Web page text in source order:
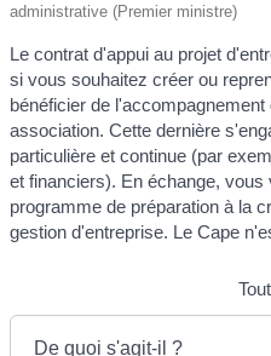
administrative (Premier ministre)
Le contrat d'appui au projet
si vous souhaitez créer ou
bénéficier de
association. Cette dernière
particulière et continue (par
et financiers). En échange,
programme de préparation à la
gestion d'entreprise. Le Cape
De quoi s'agit-il ?